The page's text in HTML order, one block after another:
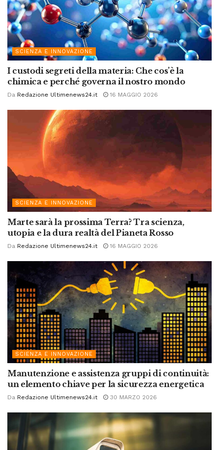
SCIENZA E INNOVAZIONE
I custodi segreti della materia: Che cos’è la
chimica e perché governa il nostro mondo
Da Redazione Ultimenews24.it 16 MAGGIO 2026
SCIENZA E INNOVAZIONE
Marte sarà la prossima Terra? Tra scienza,
utopia e la dura realtà del Pianeta Rosso
Da Redazione Ultimenews24.it 16 MAGGIO 2026
SCIENZA E INNOVAZIONE
Manutenzione e assistenza gruppi di continuità:
un elemento chiave per la sicurezza energetica
Da Redazione Ultimenews24.it 30 MARZO 2026